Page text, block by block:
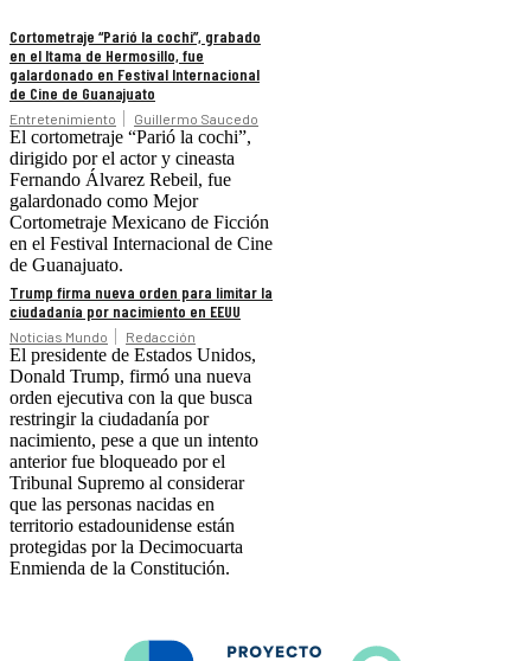
Cortometraje “Parió la cochi”, grabado
en el Itama de Hermosillo, fue
galardonado en Festival Internacional
de Cine de Guanajuato
Entretenimiento Guillermo Saucedo
El cortometraje “Parió la cochi”,
dirigido por el actor y cineasta
Fernando Álvarez Rebeil, fue
galardonado como Mejor
Cortometraje Mexicano de Ficción
en el Festival Internacional de Cine
de Guanajuato.
Trump firma nueva orden para limitar la
ciudadanía por nacimiento en EEUU
Noticias Mundo Redacción
El presidente de Estados Unidos,
Donald Trump, firmó una nueva
orden ejecutiva con la que busca
restringir la ciudadanía por
nacimiento, pese a que un intento
anterior fue bloqueado por el
Tribunal Supremo al considerar
que las personas nacidas en
territorio estadounidense están
protegidas por la Decimocuarta
Enmienda de la Constitución.